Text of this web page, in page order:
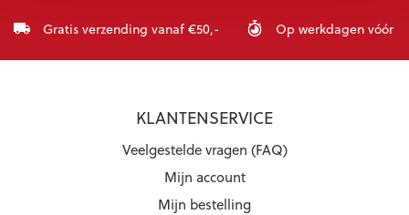
Gratis verzending vanaf €50,- Op werkdagen vóór
KLANTENSERVICE
Veelgestelde vragen (FAQ)
Mijn account
Mijn bestelling